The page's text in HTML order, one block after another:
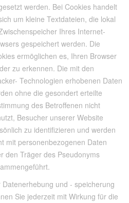
werden. Bei Cookies handelt
um kleine Textdateien, die lokal
Ihres Internet-
gespeichert werden. Die
ermöglichen es, Ihren Browser
zu erkennen. Die mit den
Technologien erhobenen Daten
ohne die gesondert erteilte
des Betroffenen nicht
Besucher unserer Website
zu identifizieren und werden
mit personenbezogenen Daten
den Träger des Pseudonyms
Datenerhebung und - speicherung
Sie jederzeit mit Wirkung für die